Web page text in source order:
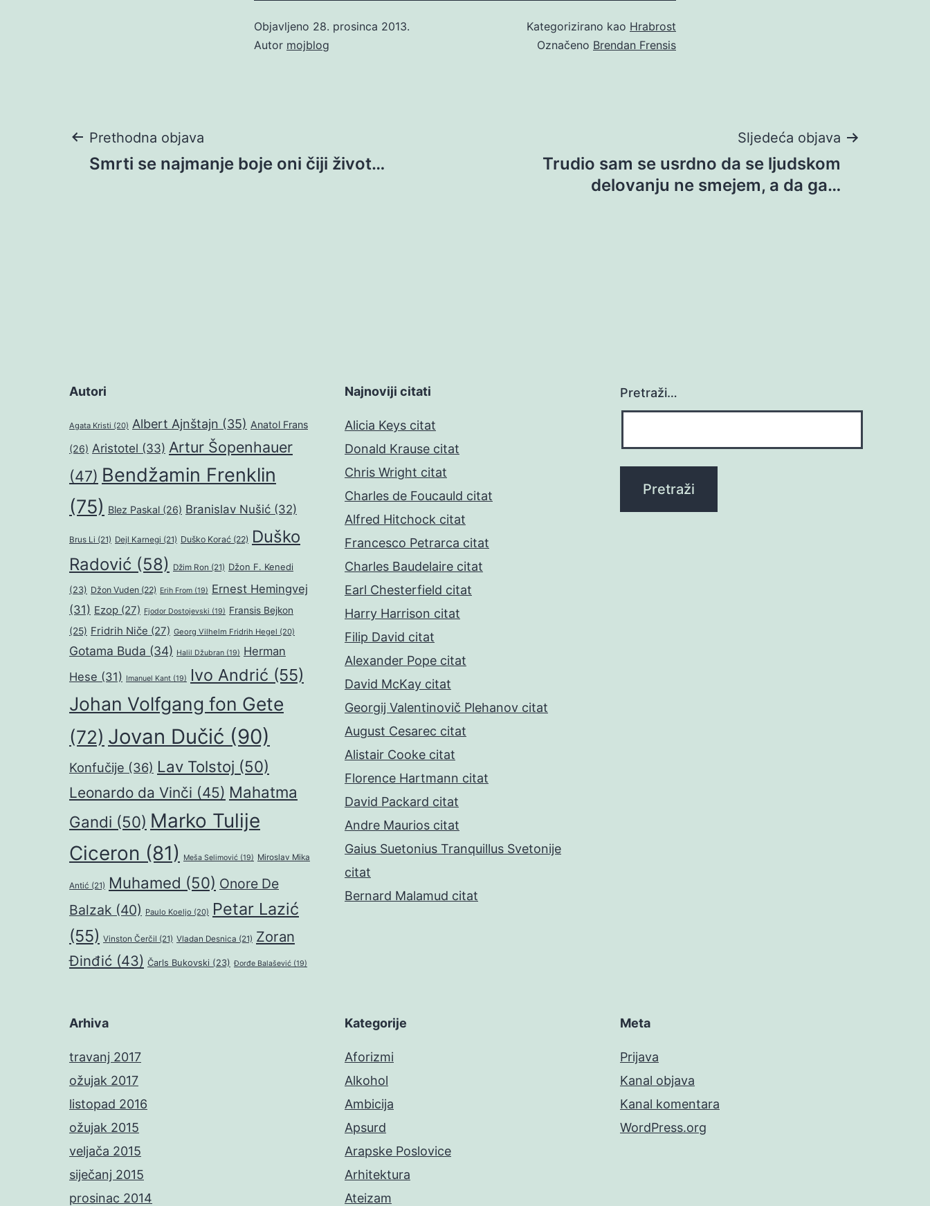
Objavljeno 28. prosinca 2013.
Autor mojblog
Kategorizirano kao Hrabrost
Označeno Brendan Frensis
Navigacija
Prethodna objava
Smrti se najmanje boje oni čiji život…
Sljedeća objava
Trudio sam se usrdno da se ljudskom
delovanju ne smejem, a da ga…
Autori
Agata Kristi (20) Albert Ajnštajn (35) Anatol Frans
(26) Aristotel (33) Artur Šopenhauer
(47) Bendžamin Frenklin
(75) Blez Paskal (26) Branislav Nušić (32)
Brus Li (21) Dejl Karnegi (21) Duško Korać (22) Duško
Radović (58) Džim Ron (21) Džon F. Kenedi
(23) Džon Vuden (22) Erih From (19) Ernest Hemingvej
(31) Ezop (27) Fjodor Dostojevski (19) Fransis Bejkon
(25) Fridrih Niče (27) Georg Vilhelm Fridrih Hegel (20)
Gotama Buda (34) Halil Džubran (19) Herman
Hese (31) Imanuel Kant (19) Ivo Andrić (55)
Johan Volfgang fon Gete
(72) Jovan Dučić (90)
Konfučije (36) Lav Tolstoj (50)
Leonardo da Vinči (45) Mahatma
Gandi (50) Marko Tulije
Ciceron (81) Meša Selimović (19) Miroslav Mika
Antić (21) Muhamed (50) Onore De
Balzak (40) Paulo Koeljo (20) Petar Lazić
(55) Vinston Čerčil (21) Vladan Desnica (21) Zoran
Đinđić (43) Čarls Bukovski (23) Đorđe Balašević (19)
Najnoviji citati
Alicia Keys citat
Donald Krause citat
Chris Wright citat
Charles de Foucauld citat
Alfred Hitchock citat
Francesco Petrarca citat
Charles Baudelaire citat
Earl Chesterfield citat
Harry Harrison citat
Filip David citat
Alexander Pope citat
David McKay citat
Georgij Valentinovič Plehanov citat
August Cesarec citat
Alistair Cooke citat
Florence Hartmann citat
David Packard citat
Andre Maurios citat
Gaius Suetonius Tranquillus Svetonije
citat
Bernard Malamud citat
Pretraži…
Arhiva
travanj 2017
ožujak 2017
listopad 2016
ožujak 2015
veljača 2015
siječanj 2015
prosinac 2014
Kategorije
Aforizmi
Alkohol
Ambicija
Apsurd
Arapske Poslovice
Arhitektura
Ateizam
Meta
Prijava
Kanal objava
Kanal komentara
WordPress.org